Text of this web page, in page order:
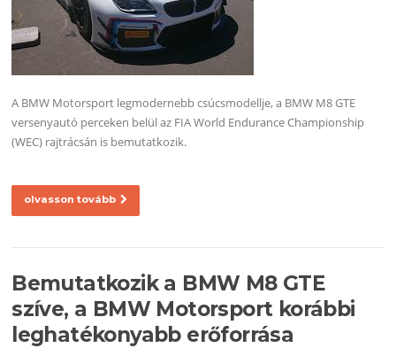
A BMW Motorsport legmodernebb csúcsmodellje, a BMW M8 GTE
versenyautó perceken belül az FIA World Endurance Championship
(WEC) rajtrácsán is bemutatkozik.
olvasson tovább
Bemutatkozik a BMW M8 GTE
szíve, a BMW Motorsport korábbi
leghatékonyabb erőforrása